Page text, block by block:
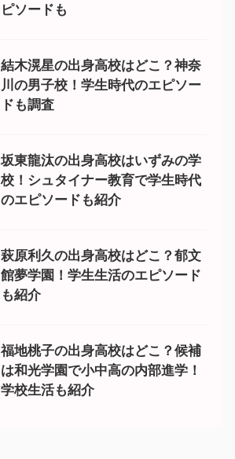
ピソードも
結木滉星の出身高校はどこ？神奈
川の男子校！学生時代のエピソー
ドも調査
坂東龍汰の出身高校はいずみの学
校！シュタイナー教育で学生時代
のエピソードも紹介
萩原利久の出身高校はどこ？郁文
館夢学園！学生生活のエピソード
も紹介
福地桃子の出身高校はどこ？候補
は和光学園で小中高の内部進学！
学校生活も紹介